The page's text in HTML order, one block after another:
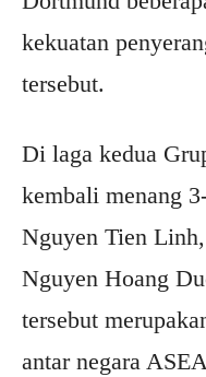
kekuatan
tersebut.
Di laga kedua
kembali menang
Nguyen Tien
Nguyen Hoang
tersebut
antar negara